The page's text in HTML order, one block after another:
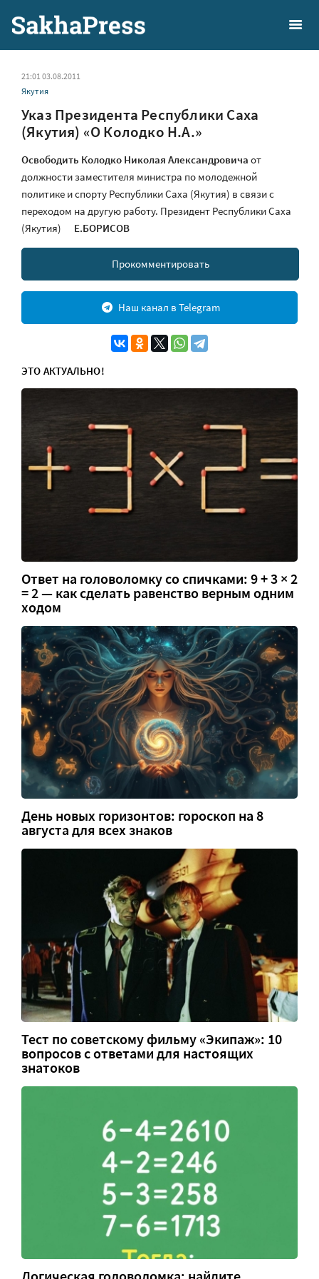
21:01 03.08.2011
Якутия
Указ Президента Республики Саха
(Якутия) «О Колодко Н.А.»
Освободить Колодко Николая Александровича от
должности заместителя министра по молодежной
политике и спорту Республики Саха (Якутия) в связи с
переходом на другую работу. Президент Республики Саха
(Якутия) Е.БОРИСОВ
Прокомментировать
Наш канал в Telegram
ЭТО АКТУАЛЬНО!
Ответ на головоломку со спичками: 9 + 3 × 2
= 2 — как сделать равенство верным одним
ходом
День новых горизонтов: гороскоп на 8
августа для всех знаков
Тест по советскому фильму «Экипаж»: 10
вопросов с ответами для настоящих
знатоков